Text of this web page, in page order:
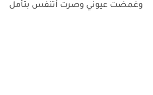
وغمضت عيوني وصرت أتنفس بتأمل